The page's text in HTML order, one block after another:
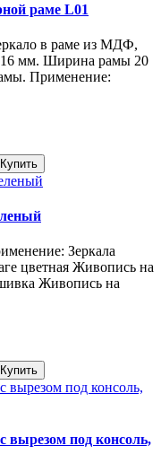
раме L01
в раме из МДФ,
мм. Ширина рамы 20
Применение:
Зеркала
цветная Живопись на
Живопись на
вырезом под консоль,